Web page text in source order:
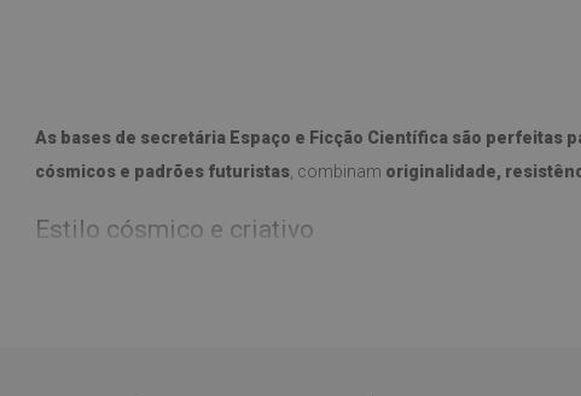
As bases de secretária Espaço e Ficção Científica são
cósmicos e padrões futuristas , combinam originalidade,
Estilo cósmico e criativo